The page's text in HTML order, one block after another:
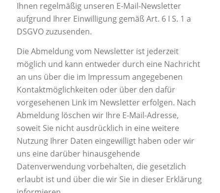
Ihnen regelmäßig unseren E-Mail-Newsletter
aufgrund Ihrer Einwilligung gemäß Art. 6 I S. 1 a
DSGVO zuzusenden.
Die Abmeldung vom Newsletter ist jederzeit
möglich und kann entweder durch eine Nachricht
an uns über die im Impressum angegebenen
Kontaktmöglichkeiten oder über den dafür
vorgesehenen Link im Newsletter erfolgen. Nach
Abmeldung löschen wir Ihre E-Mail-Adresse,
soweit Sie nicht ausdrücklich in eine weitere
Nutzung Ihrer Daten eingewilligt haben oder wir
uns eine darüber hinausgehende
Datenverwendung vorbehalten, die gesetzlich
erlaubt ist und über die wir Sie in dieser Erklärung